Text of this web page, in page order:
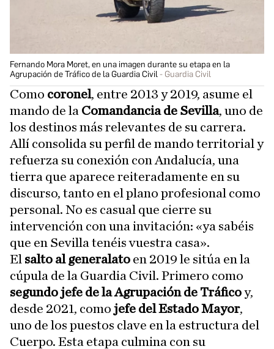
Fernando Mora Moret, en una imagen durante su etapa en la
Agrupación de Tráfico de la Guardia Civil
Guardia Civil
Como coronel, entre 2013 y 2019, asume el
mando de la Comandancia de Sevilla, uno de
los destinos más relevantes de su carrera.
Allí consolida su perfil de mando territorial y
refuerza su conexión con Andalucía, una
tierra que aparece reiteradamente en su
discurso, tanto en el plano profesional como
personal. No es casual que cierre su
intervención con una invitación: «ya sabéis
que en Sevilla tenéis vuestra casa».
El salto al generalato en 2019 le sitúa en la
cúpula de la Guardia Civil. Primero como
segundo jefe de la Agrupación de Tráficoy,
desde 2021, como jefe del Estado Mayor,
uno de los puestos clave en la estructura del
Cuerpo. Esta etapa culmina con su